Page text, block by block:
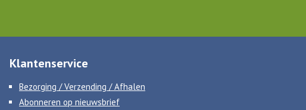
Klantenservice
Bezorging / Verzending / Afhalen
Abonneren op nieuwsbrief